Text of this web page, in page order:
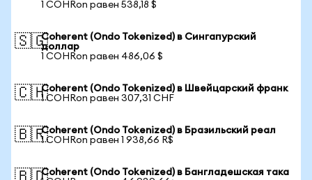
1 COHRon равен 538,18 $
🇸🇬Coherent (Ondo Tokenized) в Сингапурский
доллар
1 COHRon равен 486,06 $
🇨🇭Coherent (Ondo Tokenized) в Швейцарский франк
1 COHRon равен 307,31 CHF
🇧🇷Coherent (Ondo Tokenized) в Бразильский реал
1 COHRon равен 1 938,66 R$
Coherent (Ondo Tokenized) в Бангладешская така